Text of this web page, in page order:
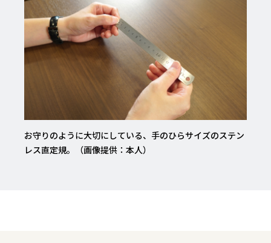
お守りのように大切にしている、手のひらサイズのステン
レス直定規。（画像提供：本人）